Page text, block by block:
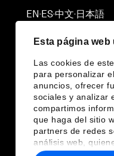
Esta página
Las cookies de
para personalizar
anuncios, ofrecer
sociales y analizar
compartimos
que haga del sitio
partners de redes
análisis web,
combinarla con
EN ▪ ES▪中文▪ 日本語